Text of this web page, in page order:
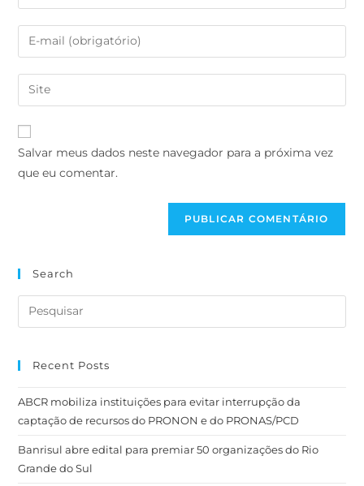
Salvar meus dados neste navegador para a próxima vez
que eu comentar.
Search
Recent Posts
ABCR mobiliza instituições para evitar interrupção da
captação de recursos do PRONON e do PRONAS/PCD
Banrisul abre edital para premiar 50 organizações do Rio
Grande do Sul